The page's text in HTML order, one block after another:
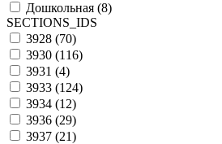
Дошкольная (8)
SECTIONS_IDS
3928 (70)
3930 (116)
3931 (4)
3933 (124)
3934 (12)
3936 (29)
3937 (21)